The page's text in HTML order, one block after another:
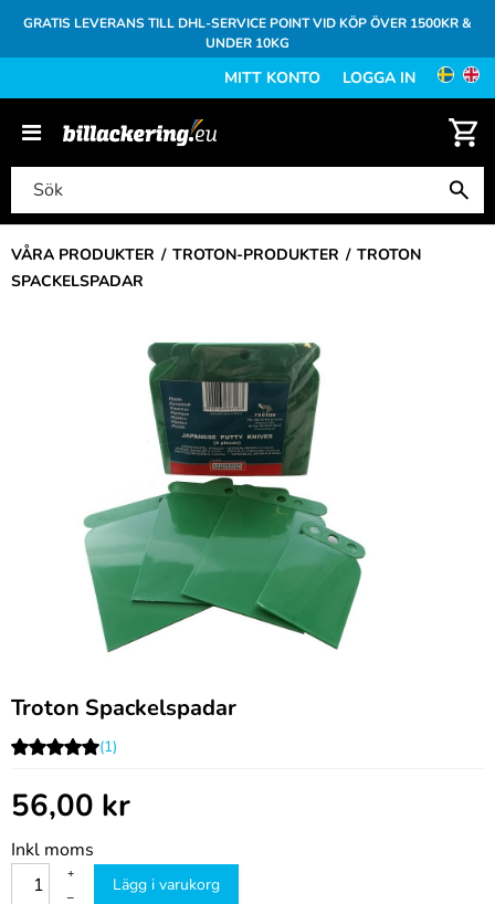
GRATIS LEVERANS TILL DHL-SERVICE POINT VID KÖP ÖVER 1500KR &
UNDER 10KG
MITT KONTO LOGGA IN
VÅRA PRODUKTER TROTON-PRODUKTER
TROTON
SPACKELSPADAR
Troton Spackelspadar
(1)
56,00 kr
Inkl moms
+
–
Lägg i varukorg